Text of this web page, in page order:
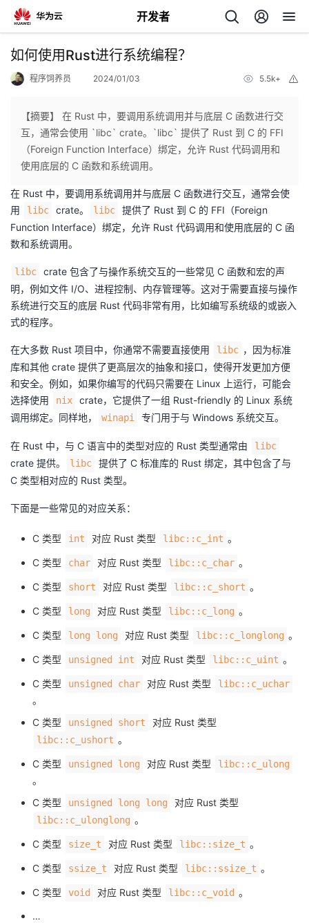
开发者
返
个
人
主
页
我
的
开
发
我
的
客
我
论
的
子
我
直
播
的
活
我
的
注
我
开
我
的
课
我
的
我
的
Programs
我
我
的
术
我
云
如何使用Rust进行系统编程？
程序饲养员 2024/01/03 5.5k+
【摘要】 在 Rust 中，要调用系统调用并与底层 C 函数进行交
互，通常会使用 `libc` crate。`libc` 提供了 Rust 到 C 的 FFI
（Foreign Function Interface）绑定，允许 Rust 代码调用和
使用底层的 C 函数和系统调用。
在 Rust 中，要调用系统调用并与底层 C 函数进行交互，通常会使
用
libc crate。 libc
提供了 Rust 到 C 的 FFI（Foreign
Function Interface）绑定，允许 Rust 代码调用和使用底层的 C 函
数和系统调用。
libc
crate 包含了与操作系统交互的一些常见 C 函数和宏的声
明，例如文件 I/O、进程控制、内存管理等。这对于需要直接与操作
系统进行交互的底层 Rust 代码非常有用，比如编写系统级的或嵌入
式的程序。
在大多数 Rust 项目中，你通常不需要直接使用 libc ，因为标准
库和其他 crate 提供了更高层次的抽象和接口，使得开发更加方便
和安全。例如，如果你编写的代码只需要在 Linux 上运行，可能会
选择使用
nix
crate，它提供了一组 Rust-friendly 的 Linux 系统
调用绑定。同样地，
winapi 专门用于与 Windows 系统交互。
在 Rust 中，与 C 语言中的类型对应的 Rust 类型通常由 libc
crate 提供。 libc
提供了 C 标准库的 Rust 绑定，其中包含了与
C 类型相对应的 Rust 类型。
下面是一些常见的对应关系：
C 类型 int 对应 Rust 类型 libc::c_int 。
C 类型 char 对应 Rust 类型 libc::c_char 。
C 类型 short 对应 Rust 类型 libc::c_short 。
C 类型 long 对应 Rust 类型 libc::c_long 。
C 类型 long long 对应 Rust 类型 libc::c_longlong 。
C 类型 unsigned int 对应 Rust 类型 libc::c_uint 。
C 类型 unsigned char 对应 Rust 类型 libc::c_uchar
。
C 类型
unsigned short 对应 Rust 类型
libc::c_ushort 。
C 类型 unsigned long 对应 Rust 类型 libc::c_ulong
。
C 类型
unsigned long long 对应 Rust 类型
libc::c_ulonglong 。
C 类型 size_t 对应 Rust 类型 libc::size_t 。
C 类型 ssize_t 对应 Rust 类型 libc::ssize_t 。
C 类型 void 对应 Rust 类型 libc::c_void 。
…